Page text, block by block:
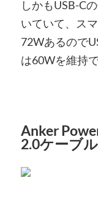
しかもUSB-C
いていて、ス
72Wあるので
は60Wを維持
Anker
2.0ケーブ